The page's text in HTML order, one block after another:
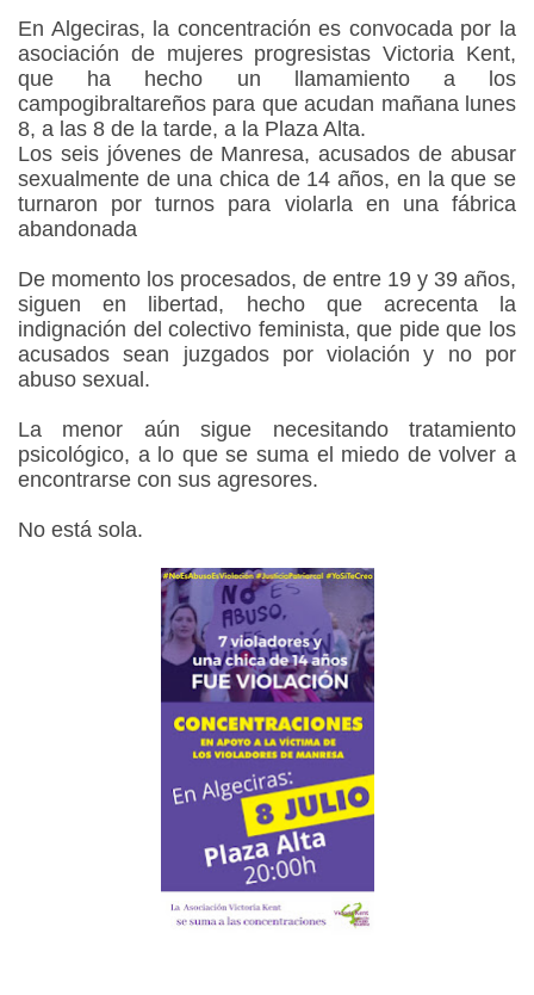
En Algeciras, la concentración es convocada por la
asociación de mujeres progresistas Victoria Kent,
que ha hecho un llamamiento a los
campogibraltareños para que acudan mañana lunes
8, a las 8 de la tarde, a la Plaza Alta.
Los seis jóvenes de Manresa, acusados de abusar
sexualmente de una chica de 14 años, en la que se
turnaron por turnos para violarla en una fábrica
abandonada
De momento los procesados, de entre 19 y 39 años,
siguen en libertad, hecho que acrecenta la
indignación del colectivo feminista, que pide que los
acusados sean juzgados por violación y no por
abuso sexual.
La menor aún sigue necesitando tratamiento
psicológico, a lo que se suma el miedo de volver a
encontrarse con sus agresores.
No está sola.